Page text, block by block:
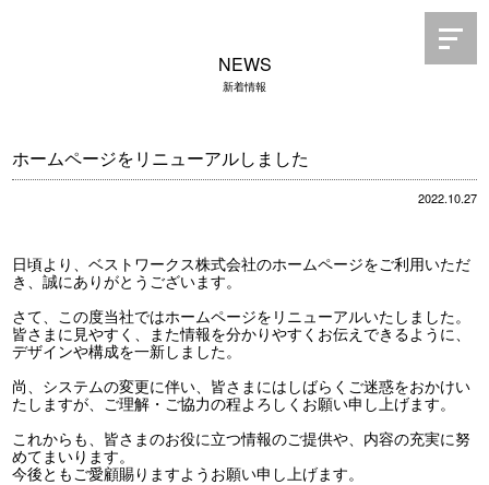
NEWS
新着情報
ホームページをリニューアルしました
2022.10.27
日頃より、ベストワークス株式会社のホームページをご利用いただ
き、誠にありがとうございます。
さて、この度当社ではホームページをリニューアルいたしました。
皆さまに見やすく、また情報を分かりやすくお伝えできるように、
デザインや構成を一新しました。
尚、システムの変更に伴い、皆さまにはしばらくご迷惑をおかけい
たしますが、ご理解・ご協力の程よろしくお願い申し上げます。
これからも、皆さまのお役に立つ情報のご提供や、内容の充実に努
めてまいります。
今後ともご愛顧賜りますようお願い申し上げます。